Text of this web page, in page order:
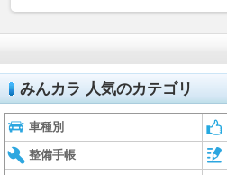
みんカラ 人気のカテゴリ
車種別
整備手帳